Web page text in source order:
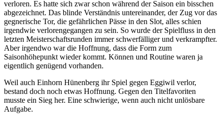
verloren. Es hatte sich zwar schon während der Saison ein bisschen
abgezeichnet. Das blinde Verständnis untereinander, der Zug vor das
gegnerische Tor, die gefährlichen Pässe in den Slot, alles schien
irgendwie verlorengegangen zu sein. So wurde der Spielfluss in den
letzten Meisterschaftsrunden immer schwerfälliger und verkrampfter.
Aber irgendwo war die Hoffnung, dass die Form zum
Saisonhöhepunkt wieder kommt. Können und Routine waren ja
eigentlich genügend vorhanden.
Weil auch Einhorn Hünenberg ihr Spiel gegen Eggiwil verlor,
bestand doch noch etwas Hoffnung. Gegen den Titelfavoriten
musste ein Sieg her. Eine schwierige, wenn auch nicht unlösbare
Aufgabe.